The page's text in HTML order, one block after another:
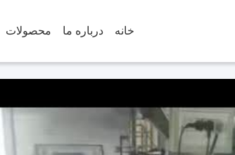
خانه درباره ما محصولات